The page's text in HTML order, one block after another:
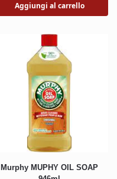
Aggiungi al carrello
Murphy MUPHY OIL SOAP